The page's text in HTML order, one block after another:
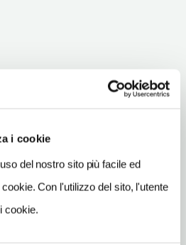
i cookie
del nostro sito più facile ed
Con l'utilizzo del sito, l'utente
cookie.